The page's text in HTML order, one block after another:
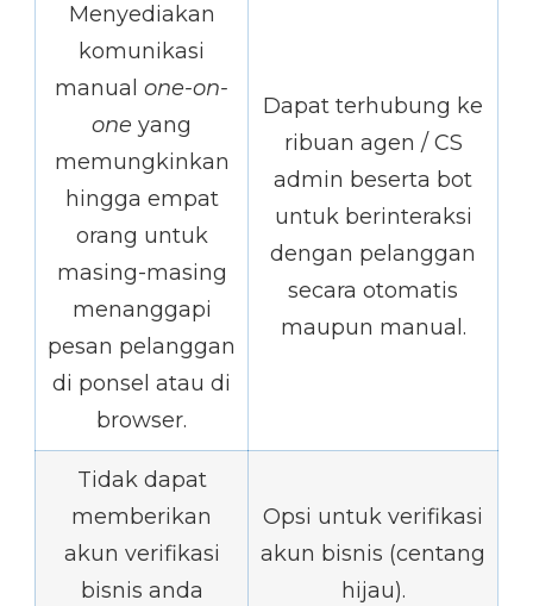
Menyediakan
komunikasi
manual one-on-
one yang
memungkinkan
hingga empat
orang untuk
masing-masing
menanggapi
pesan pelanggan
di ponsel atau di
browser.
Dapat terhubung ke
ribuan agen / CS
admin beserta bot
untuk berinteraksi
dengan pelanggan
secara otomatis
maupun manual.
Tidak dapat
memberikan
akun verifikasi
bisnis anda
Opsi untuk verifikasi
akun bisnis (centang
hijau).